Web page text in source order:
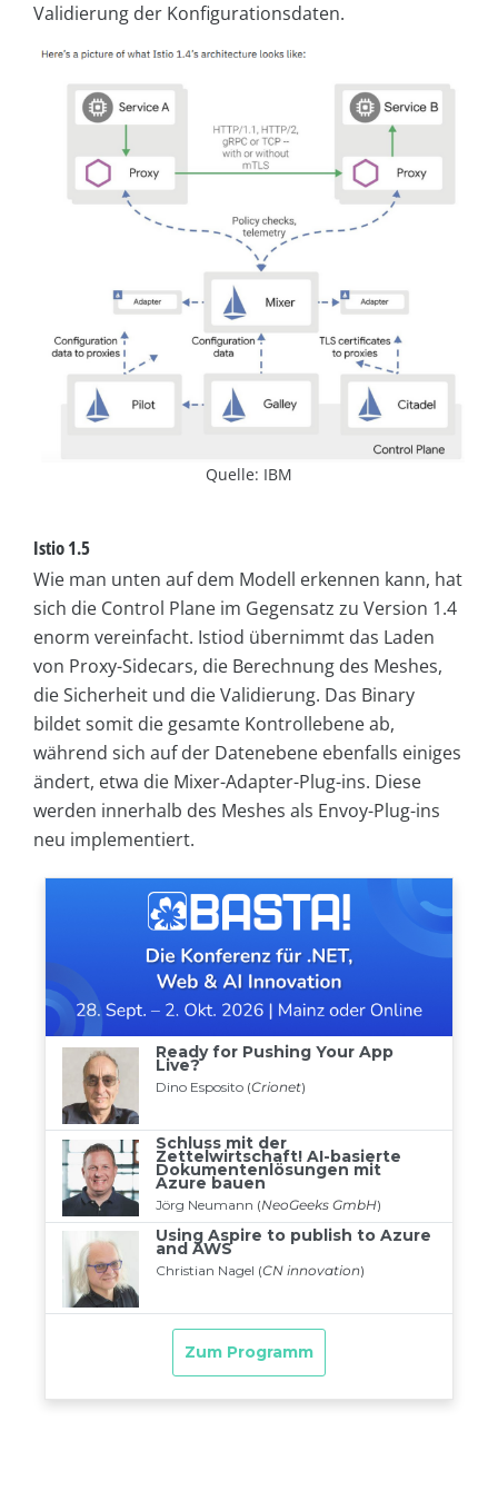
Validierung der Konfigurationsdaten.
Quelle: IBM
Istio 1.5
Wie man unten auf dem Modell erkennen kann, hat
sich die Control Plane im Gegensatz zu Version 1.4
enorm vereinfacht. Istiod übernimmt das Laden
von Proxy-Sidecars, die Berechnung des Meshes,
die Sicherheit und die Validierung. Das Binary
bildet somit die gesamte Kontrollebene ab,
während sich auf der Datenebene ebenfalls einiges
ändert, etwa die Mixer-Adapter-Plug-ins. Diese
werden innerhalb des Meshes als Envoy-Plug-ins
neu implementiert.